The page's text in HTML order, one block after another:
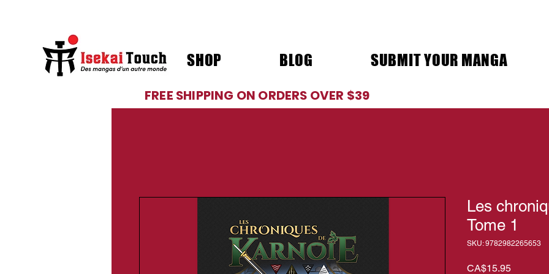
SUBMIT YOUR MANGA
BLOG
SHOP
FREE SHIPPING ON ORDERS OVER $39
Les
Tome 1
SKU: 9782982265653
CA$15.95Price